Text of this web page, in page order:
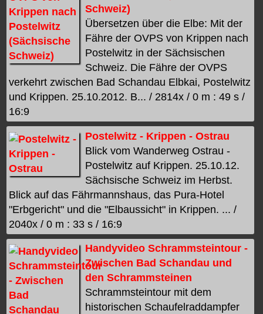
Schweiz)
Übersetzen über die Elbe: Mit der
Fähre der OVPS von Krippen nach
Postelwitz in der Sächsischen
Schweiz. Die Fähre der OVPS
verkehrt zwischen Bad Schandau Elbkai, Postelwitz
und Krippen. 25.10.2012. B... / 2814x / 0 m : 49 s /
16:9
Postelwitz - Krippen - Ostrau
Blick vom Wanderweg Ostrau -
Postelwitz auf Krippen. 25.10.12.
Sächsische Schweiz im Herbst.
Blick auf das Fährmannshaus, das Pura-Hotel
"Erbgericht" und die "Elbaussicht" in Krippen. ... /
2040x / 0 m : 33 s / 16:9
Handyvideo Schrammsteintour -
Zwischen Bad Schandau und
den Schrammsteinen
Schrammsteintour mit dem
historischen Schaufelraddampfer